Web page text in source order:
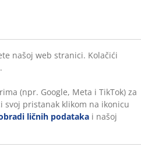
našoj web stranici. Kolačići
(npr. Google, Meta i TikTok) za
svoj pristanak klikom na ikonicu
ličnih podataka i našoj